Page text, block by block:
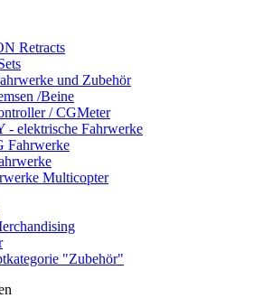
Retracts
und Zubehör
/Beine
/ CGMeter
- elektrische Fahrwerke
Fahrwerke
Multicopter
"Zubehör"